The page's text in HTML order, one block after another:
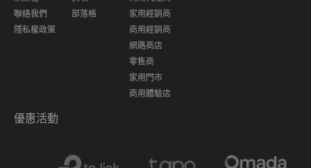
聯絡我們
隱私權政策
部落格
家用經銷商
商用經銷商
網路商店
零售商
家用門市
商用體驗店
優惠活動